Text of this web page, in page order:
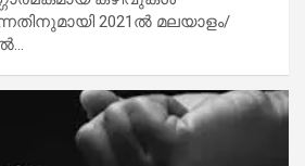
2021ൽ മലയാളം/